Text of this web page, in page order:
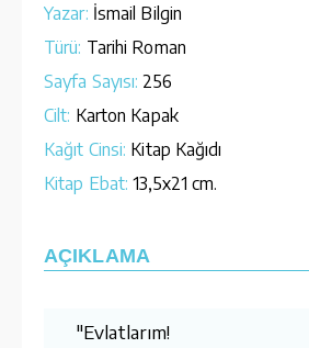
Yazar: İsmail Bilgin
Türü: Tarihi Roman
Sayfa Sayısı: 256
Cilt: Karton Kapak
Kağıt Cinsi: Kitap Kağıdı
Kitap Ebat: 13,5x21 cm.
AÇIKLAMA
"Evlatlarım!